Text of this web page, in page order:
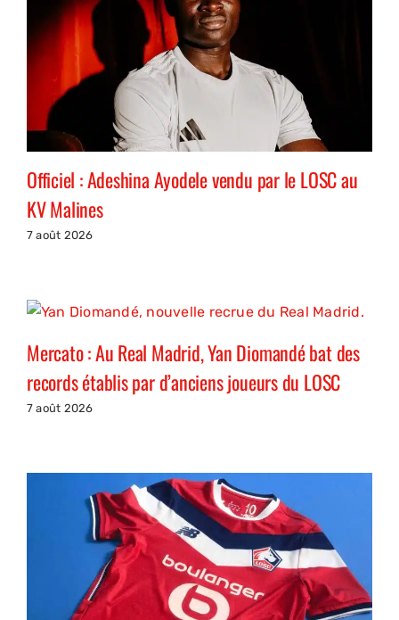
Officiel : Adeshina Ayodele vendu par le LOSC au
KV Malines
7 août 2026
Mercato : Au Real Madrid, Yan Diomandé bat des
records établis par d’anciens joueurs du LOSC
7 août 2026